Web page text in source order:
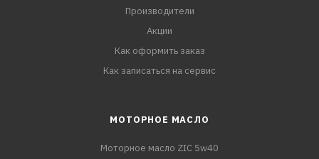
Производители
Акции
Как оформить заказ
Как записаться на сервис
МОТОРНОЕ МАСЛО
Моторное масло ZIC 5w40